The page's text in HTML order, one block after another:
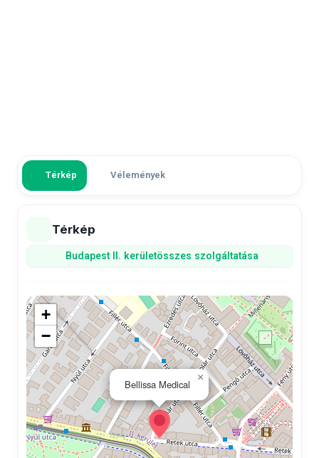
Térkép Vélemények
Térkép
Budapest II. kerületösszes szolgáltatása
Bellissa Medical
×
+
−